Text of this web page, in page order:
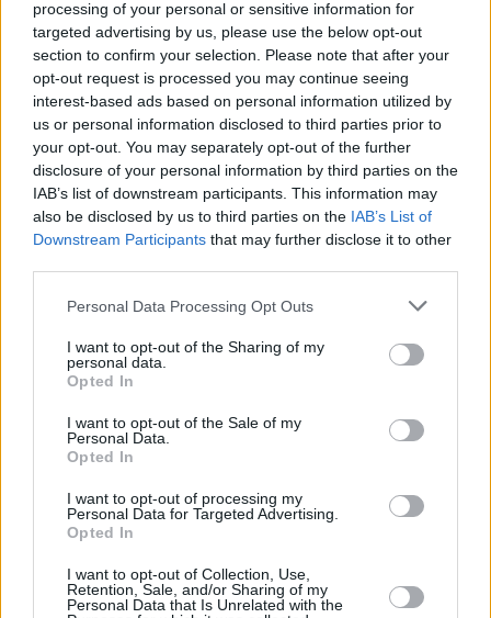
processing of your personal or sensitive information for
targeted advertising by us, please use the below opt-out
section to confirm your selection. Please note that after your
opt-out request is processed you may continue seeing
interest-based ads based on personal information utilized by
us or personal information disclosed to third parties prior to
your opt-out. You may separately opt-out of the further
disclosure of your personal information by third parties on the
IAB’s list of downstream participants. This information may
also be disclosed by us to third parties on the IAB’s List of
Downstream Participants that may further disclose it to other
Personal Data Processing Opt Outs
I want to opt-out of the Sharing of my
personal data.
Opted In
I want to opt-out of the Sale of my
Personal Data.
Opted In
I want to opt-out of processing my
Personal Data for Targeted Advertising.
Opted In
I want to opt-out of Collection, Use,
Retention, Sale, and/or Sharing of my
Personal Data that Is Unrelated with the
Damals in Hawaii (
Krimiserie
Übersicht